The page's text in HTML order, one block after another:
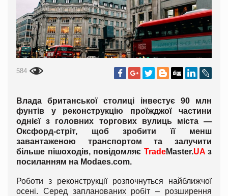
584
Влада британської столиці інвестує 90 млн
фунтів у реконструкцію проїжджої частини
однієї з головних торгових вулиць міста —
Оксфорд-стріт, щоб зробити її менш
завантаженою транспортом та залучити
більше пішоходів, повідомляє TradeMaster.UAз
посиланням на Modaes.com.
Роботи з реконструкції розпочнуться найближчої
осені. Серед запланованих робіт – розширення